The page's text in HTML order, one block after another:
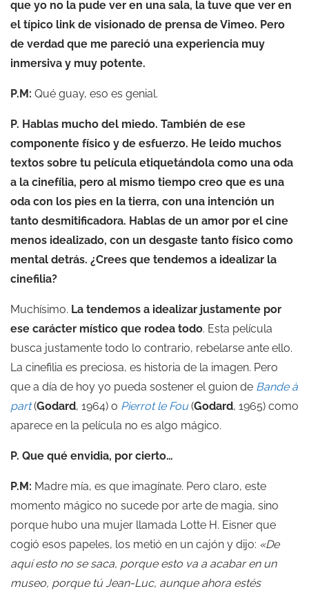
que yo no la pude ver en una sala, la tuve que ver en
el típico link de visionado de prensa de Vimeo. Pero
de verdad que me pareció una experiencia muy
inmersiva y muy potente.
P.M: Qué guay, eso es genial.
P. Hablas mucho del miedo. También de ese
componente físico y de esfuerzo. He leído muchos
textos sobre tu película etiquetándola como una oda
a la cinefília, pero al mismo tiempo creo que es una
oda con los pies en la tierra, con una intención un
tanto desmitificadora. Hablas de un amor por el cine
menos idealizado, con un desgaste tanto físico como
mental detrás. ¿Crees que tendemos a idealizar la
cinefilia?
Muchísimo. La tendemos a idealizar justamente por
ese carácter místico que rodea todo. Esta película
busca justamente todo lo contrario, rebelarse ante ello.
La cinefilia es preciosa, es historia de la imagen. Pero
que a día de hoy yo pueda sostener el guion de Bande à
part(Godard, 1964) o Pierrot le Fou(Godard, 1965) como
aparece en la película no es algo mágico.
P. Que qué envidia, por cierto…
P.M: Madre mía, es que imagínate. Pero claro, este
momento mágico no sucede por arte de magia, sino
porque hubo una mujer llamada Lotte H. Eisner que
cogió esos papeles, los metió en un cajón y dijo: «De
aquí esto no se saca, porque esto va a acabar en un
museo, porque tú Jean-Luc, aunque ahora estés